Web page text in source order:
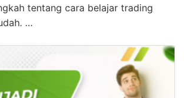
tentang cara belajar trading
…